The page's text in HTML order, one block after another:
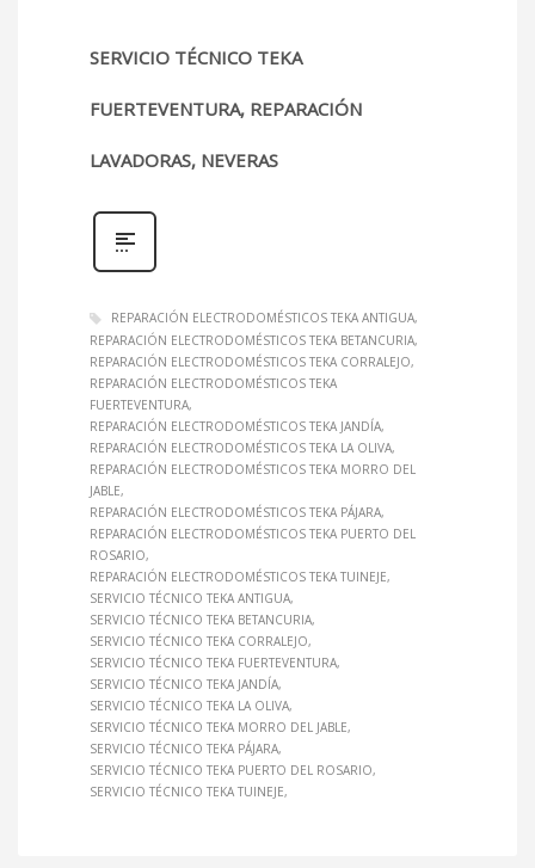
SERVICIO TÉCNICO TEKA
FUERTEVENTURA, REPARACIÓN
LAVADORAS, NEVERAS
REPARACIÓN ELECTRODOMÉSTICOS TEKA ANTIGUA
REPARACIÓN ELECTRODOMÉSTICOS TEKA BETANCURIA
REPARACIÓN ELECTRODOMÉSTICOS TEKA CORRALEJO
REPARACIÓN ELECTRODOMÉSTICOS TEKA
FUERTEVENTURA
REPARACIÓN ELECTRODOMÉSTICOS TEKA JANDÍA
REPARACIÓN ELECTRODOMÉSTICOS TEKA LA OLIVA
REPARACIÓN ELECTRODOMÉSTICOS TEKA MORRO DEL
JABLE
REPARACIÓN ELECTRODOMÉSTICOS TEKA PÁJARA
REPARACIÓN ELECTRODOMÉSTICOS TEKA PUERTO DEL
ROSARIO
REPARACIÓN ELECTRODOMÉSTICOS TEKA TUINEJE
SERVICIO TÉCNICO TEKA ANTIGUA
SERVICIO TÉCNICO TEKA BETANCURIA
SERVICIO TÉCNICO TEKA CORRALEJO
SERVICIO TÉCNICO TEKA FUERTEVENTURA
SERVICIO TÉCNICO TEKA JANDÍA
SERVICIO TÉCNICO TEKA LA OLIVA
SERVICIO TÉCNICO TEKA MORRO DEL JABLE
SERVICIO TÉCNICO TEKA PÁJARA
SERVICIO TÉCNICO TEKA PUERTO DEL ROSARIO
SERVICIO TÉCNICO TEKA TUINEJE